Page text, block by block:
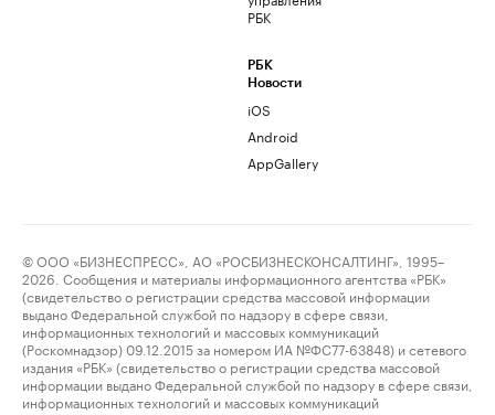
РБК
РБК
Новости
iOS
Android
AppGallery
© ООО «БИЗНЕСПРЕСС», АО «РОСБИЗНЕСКОНСАЛТИНГ», 1995–
2026. Сообщения и материалы информационного агентства «РБК»
(свидетельство о регистрации средства массовой информации
выдано Федеральной службой по надзору в сфере связи,
информационных технологий и массовых коммуникаций
(Роскомнадзор) 09.12.2015 за номером ИА №ФС77-63848) и сетевого
издания «РБК» (свидетельство о регистрации средства массовой
информации выдано Федеральной службой по надзору в сфере связи,
информационных технологий и массовых коммуникаций